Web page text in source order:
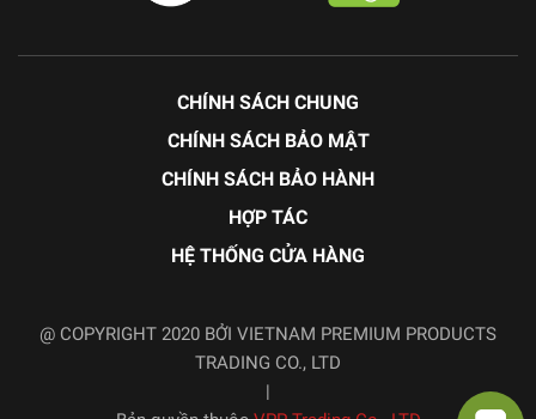
CHÍNH SÁCH CHUNG
CHÍNH SÁCH BẢO MẬT
CHÍNH SÁCH BẢO HÀNH
HỢP TÁC
HỆ THỐNG CỬA HÀNG
@ COPYRIGHT 2020 BỞI VIETNAM PREMIUM PRODUCTS
TRADING CO., LTD
|